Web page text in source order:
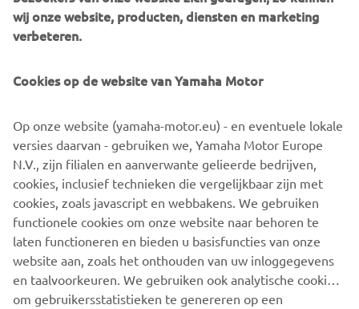
tevreden met mijn uitslag en dat ik de race als beste
Yamaha-rijder heb kunnen afsluiten. Ik hoop dat we deze
weekend vorige week tijdens het World Superbike
ben ik blij dat we kunnen terugkijken op een goede
afsluiting van de eerste IDM-ronde. Beide coureurs en
onze monteurs hebben hard gewerkt om mooie
resultaten te halen waarbij Milan als snelste Yamaha-
rijdres is gefinisht en Vasco net naast het podium greep.’
Fotocredit: Henk Teerink
wij onze website, producten, diensten en marketing
verbeteren.
Cookies op de website van Yamaha Motor
Op onze website (yamaha-motor.eu) - en eventuele lokale
versies daarvan - gebruiken we, Yamaha Motor Europe
N.V., zijn filialen en aanverwante gelieerde bedrijven,
cookies, inclusief technieken die vergelijkbaar zijn met
cookies, zoals javascript en webbakens. We gebruiken
functionele cookies om onze website naar behoren te
laten functioneren en bieden u basisfuncties van onze
website aan, zoals het onthouden van uw inloggegevens
en taalvoorkeuren. We gebruiken ook analytische cookies
om gebruikersstatistieken te genereren op een